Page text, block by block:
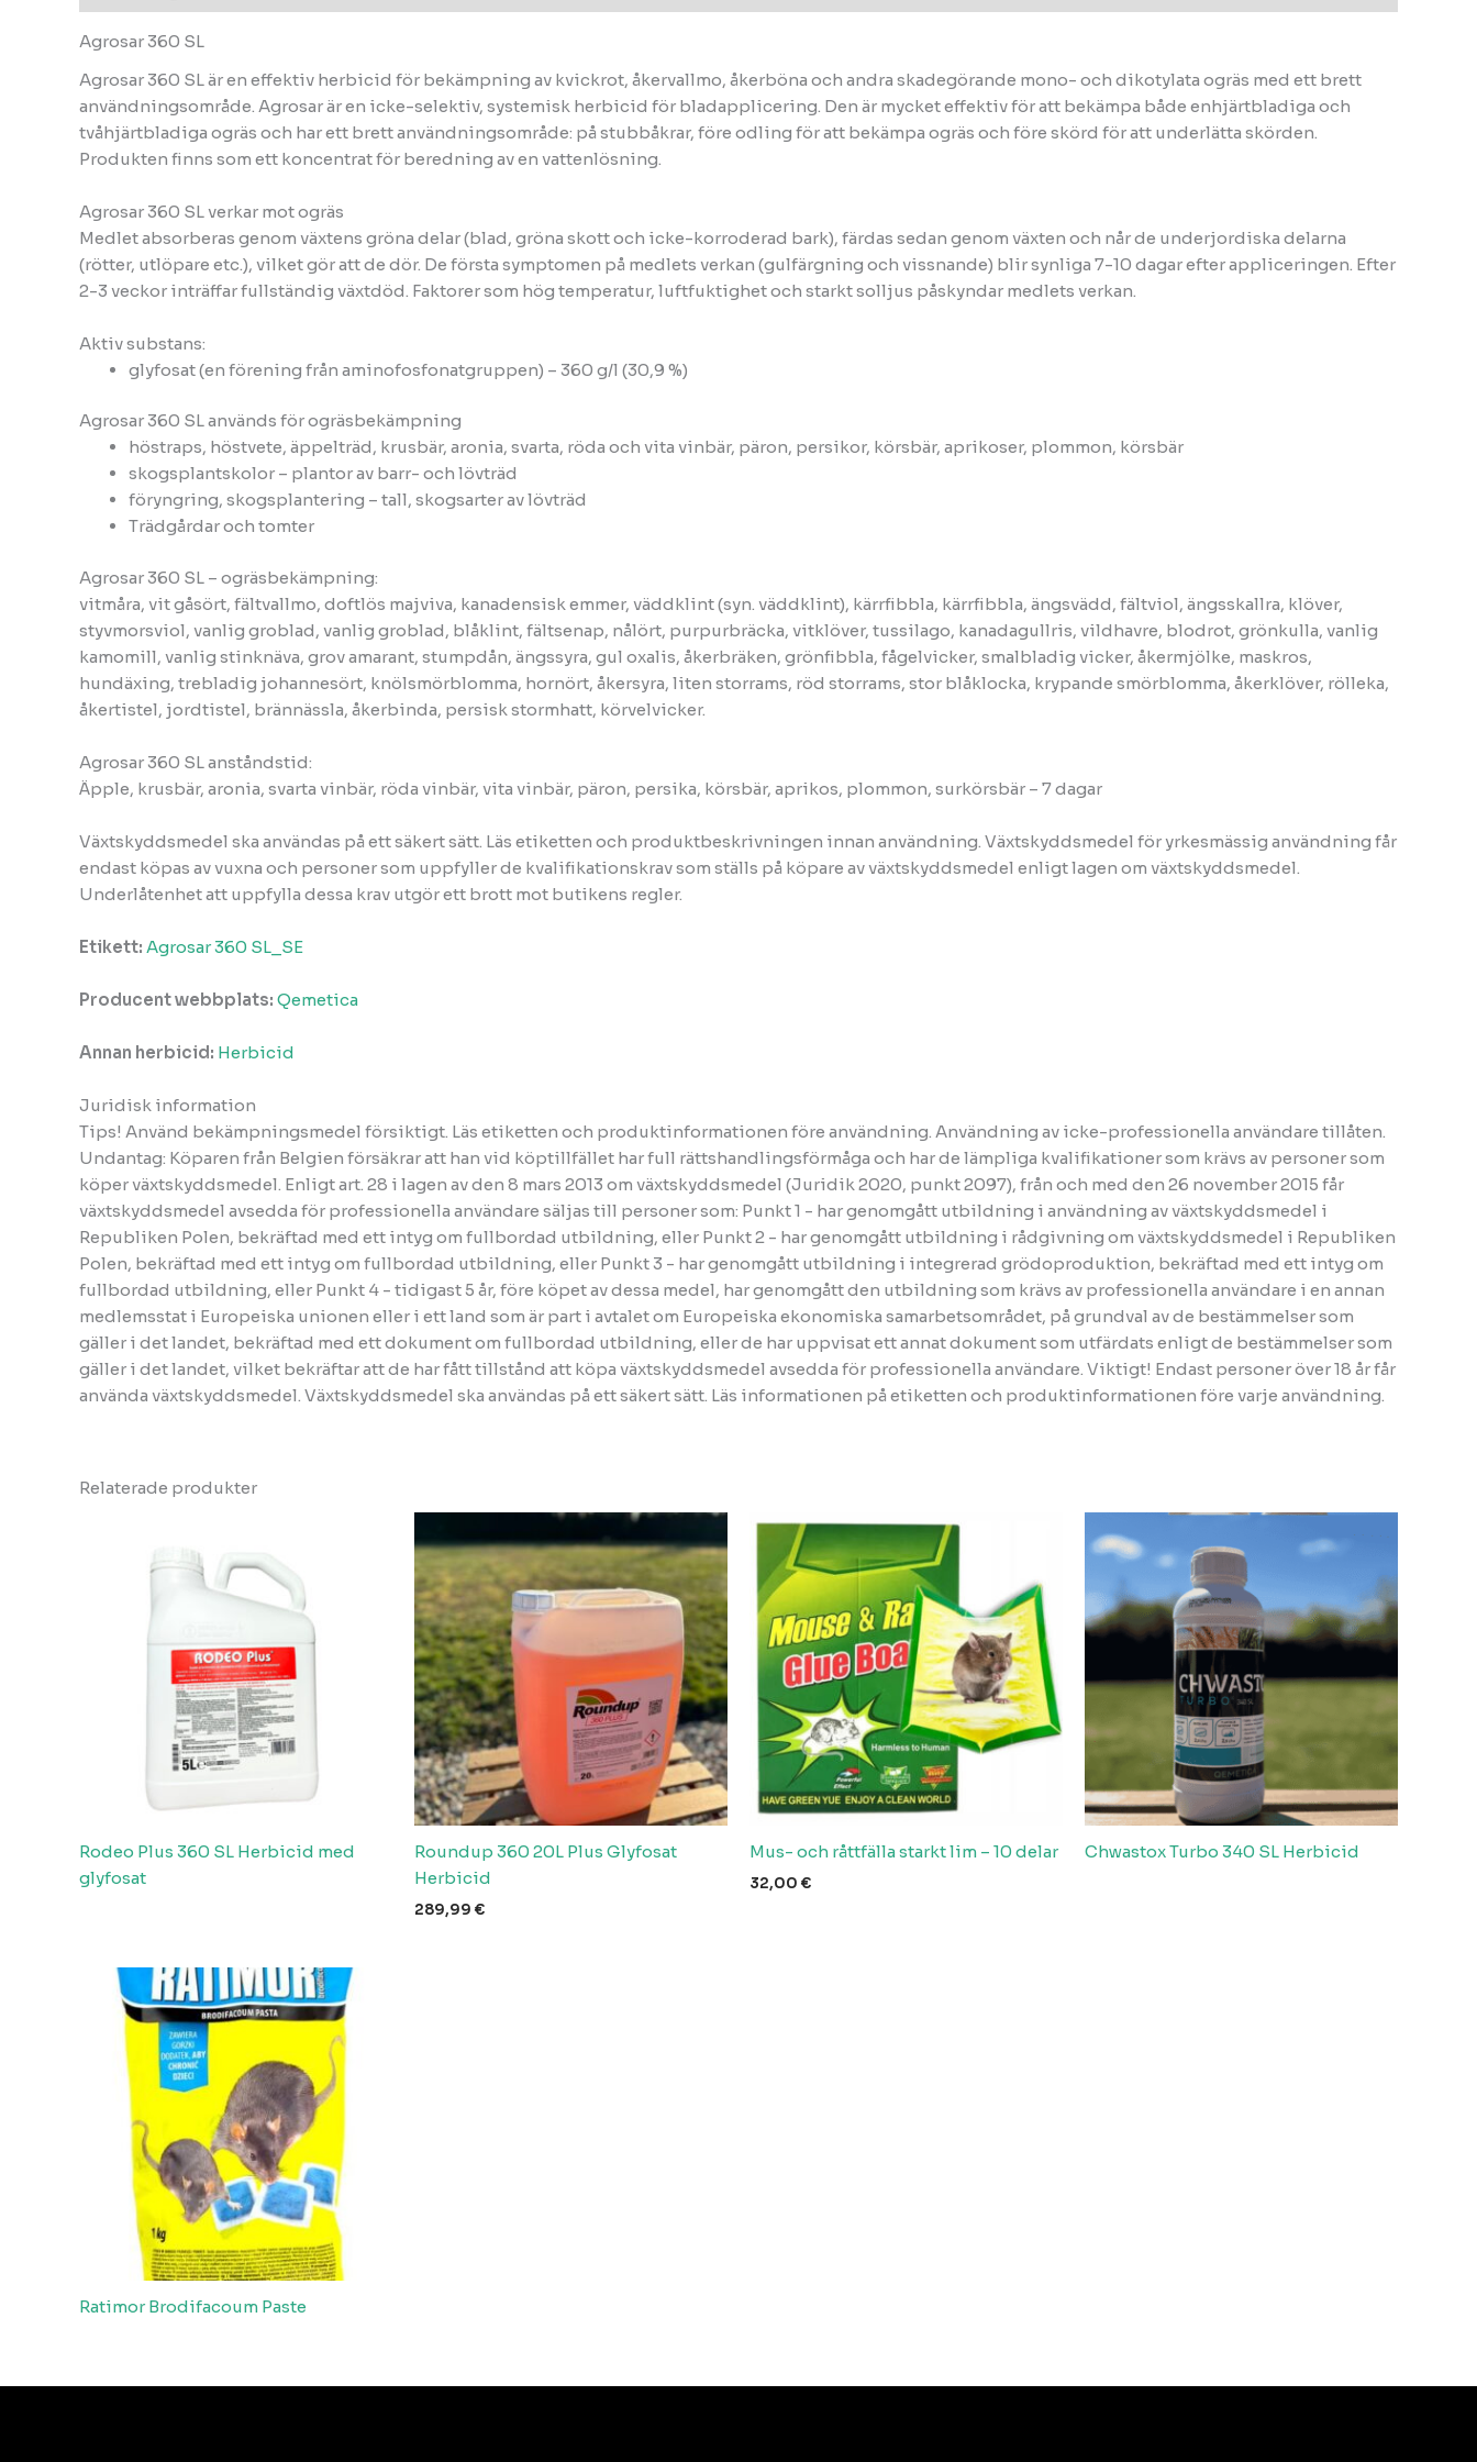
Agrosar 360 SL
Agrosar 360 SL är en effektiv herbicid för bekämpning av kvickrot, åkervallmo, åkerböna och andra skadegörande mono- och dikotylata ogräs med ett brett
användningsområde. Agrosar är en icke-selektiv, systemisk herbicid för bladapplicering. Den är mycket effektiv för att bekämpa både enhjärtbladiga och
tvåhjärtbladiga ogräs och har ett brett användningsområde: på stubbåkrar, före odling för att bekämpa ogräs och före skörd för att underlätta skörden.
Produkten finns som ett koncentrat för beredning av en vattenlösning.
Agrosar 360 SL verkar mot ogräs
Medlet absorberas genom växtens gröna delar (blad, gröna skott och icke-korroderad bark), färdas sedan genom växten och når de underjordiska delarna
(rötter, utlöpare etc.), vilket gör att de dör. De första symptomen på medlets verkan (gulfärgning och vissnande) blir synliga 7-10 dagar efter appliceringen. Efter
2-3 veckor inträffar fullständig växtdöd. Faktorer som hög temperatur, luftfuktighet och starkt solljus påskyndar medlets verkan.
Aktiv substans:
glyfosat (en förening från aminofosfonatgruppen) – 360 g/l (30,9 %)
Agrosar 360 SL används för ogräsbekämpning
höstraps, höstvete, äppelträd, krusbär, aronia, svarta, röda och vita vinbär, päron, persikor, körsbär, aprikoser, plommon, körsbär
skogsplantskolor – plantor av barr- och lövträd
föryngring, skogsplantering – tall, skogsarter av lövträd
Trädgårdar och tomter
Agrosar 360 SL – ogräsbekämpning:
vitmåra, vit gåsört, fältvallmo, doftlös majviva, kanadensisk emmer, väddklint (syn. väddklint), kärrfibbla, kärrfibbla, ängsvädd, fältviol, ängsskallra, klöver,
styvmorsviol, vanlig groblad, vanlig groblad, blåklint, fältsenap, nålört, purpurbräcka, vitklöver, tussilago, kanadagullris, vildhavre, blodrot, grönkulla, vanlig
kamomill, vanlig stinknäva, grov amarant, stumpdån, ängssyra, gul oxalis, åkerbräken, grönfibbla, fågelvicker, smalbladig vicker, åkermjölke, maskros,
hundäxing, trebladig johannesört, knölsmörblomma, hornört, åkersyra, liten storrams, röd storrams, stor blåklocka, krypande smörblomma, åkerklöver, rölleka,
åkertistel, jordtistel, brännässla, åkerbinda, persisk stormhatt, körvelvicker.
Agrosar 360 SL anståndstid:
Äpple, krusbär, aronia, svarta vinbär, röda vinbär, vita vinbär, päron, persika, körsbär, aprikos, plommon, surkörsbär – 7 dagar
Växtskyddsmedel ska användas på ett säkert sätt. Läs etiketten och produktbeskrivningen innan användning. Växtskyddsmedel för yrkesmässig användning får
endast köpas av vuxna och personer som uppfyller de kvalifikationskrav som ställs på köpare av växtskyddsmedel enligt lagen om växtskyddsmedel.
Underlåtenhet att uppfylla dessa krav utgör ett brott mot butikens regler.
Etikett: Agrosar 360 SL_SE
Producent webbplats: Qemetica
Annan herbicid: Herbicid
Juridisk information
Tips! Använd bekämpningsmedel försiktigt. Läs etiketten och produktinformationen före användning. Användning av icke-professionella användare tillåten.
Undantag: Köparen från Belgien försäkrar att han vid köptillfället har full rättshandlingsförmåga och har de lämpliga kvalifikationer som krävs av personer som
köper växtskyddsmedel. Enligt art. 28 i lagen av den 8 mars 2013 om växtskyddsmedel (Juridik 2020, punkt 2097), från och med den 26 november 2015 får
växtskyddsmedel avsedda för professionella användare säljas till personer som: Punkt 1 - har genomgått utbildning i användning av växtskyddsmedel i
Republiken Polen, bekräftad med ett intyg om fullbordad utbildning, eller Punkt 2 - har genomgått utbildning i rådgivning om växtskyddsmedel i Republiken
Polen, bekräftad med ett intyg om fullbordad utbildning, eller Punkt 3 - har genomgått utbildning i integrerad grödoproduktion, bekräftad med ett intyg om
fullbordad utbildning, eller Punkt 4 - tidigast 5 år, före köpet av dessa medel, har genomgått den utbildning som krävs av professionella användare i en annan
medlemsstat i Europeiska unionen eller i ett land som är part i avtalet om Europeiska ekonomiska samarbetsområdet, på grundval av de bestämmelser som
gäller i det landet, bekräftad med ett dokument om fullbordad utbildning, eller de har uppvisat ett annat dokument som utfärdats enligt de bestämmelser som
gäller i det landet, vilket bekräftar att de har fått tillstånd att köpa växtskyddsmedel avsedda för professionella användare. Viktigt! Endast personer över 18 år får
använda växtskyddsmedel. Växtskyddsmedel ska användas på ett säkert sätt. Läs informationen på etiketten och produktinformationen före varje användning.
Relaterade produkter
Rodeo Plus 360 SL Herbicid med
glyfosat
Roundup 360 20L Plus Glyfosat
Herbicid
289,99 €
Mus- och råttfälla starkt lim – 10 delar
32,00 €
Chwastox Turbo 340 SL Herbicid
Ratimor Brodifacoum Paste